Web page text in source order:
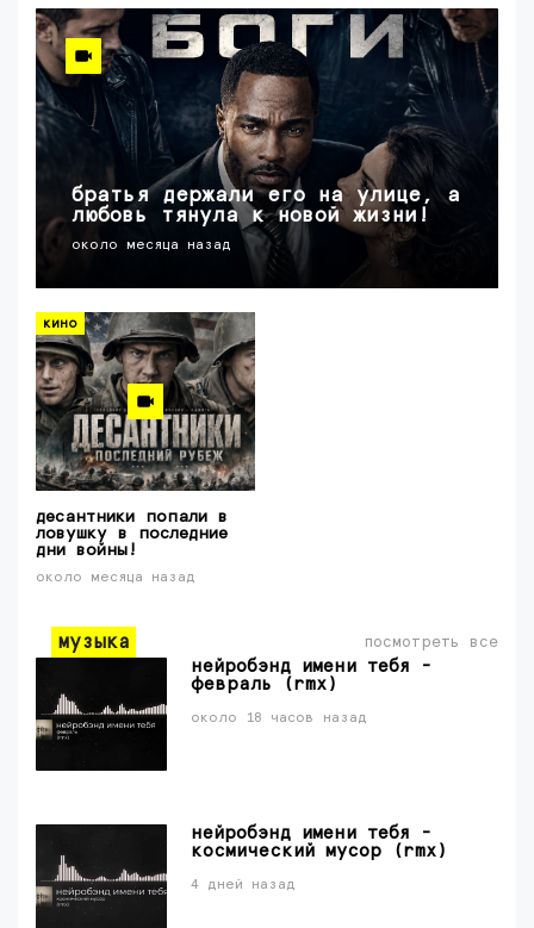
братья держали его на улице, а
любовь тянула к новой жизни!
около месяца назад
кино
десантники попали в
ловушку в последние
дни войны!
около месяца назад
музыка посмотреть все
нейробэнд имени тебя -
февраль (rmx)
около 18 часов назад
нейробэнд имени тебя -
космический мусор (rmx)
4 дней назад